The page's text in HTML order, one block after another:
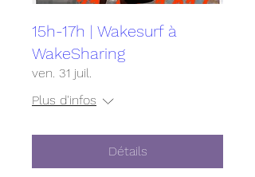
15h-17h | Wakesurf à
WakeSharing
ven. 31 juil.
Plus d'infos
Détails